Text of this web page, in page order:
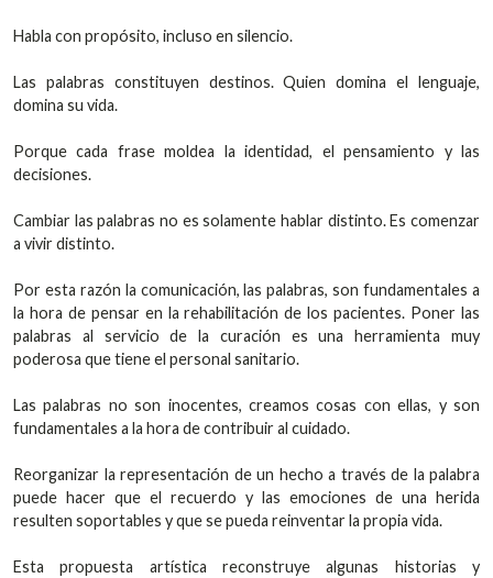
Habla con propósito, incluso en silencio.
Las palabras constituyen destinos. Quien domina el lenguaje,
domina su vida.
Porque cada frase moldea la identidad, el pensamiento y las
decisiones.
Cambiar las palabras no es solamente hablar distinto. Es comenzar
a vivir distinto.
Por esta razón la comunicación, las palabras, son fundamentales a
la hora de pensar en la rehabilitación de los pacientes. Poner las
palabras al servicio de la curación es una herramienta muy
poderosa que tiene el personal sanitario.
Las palabras no son inocentes, creamos cosas con ellas, y son
fundamentales a la hora de contribuir al cuidado.
Reorganizar la representación de un hecho a través de la palabra
puede hacer que el recuerdo y las emociones de una herida
resulten soportables y que se pueda reinventar la propia vida.
Esta propuesta artística reconstruye algunas historias y